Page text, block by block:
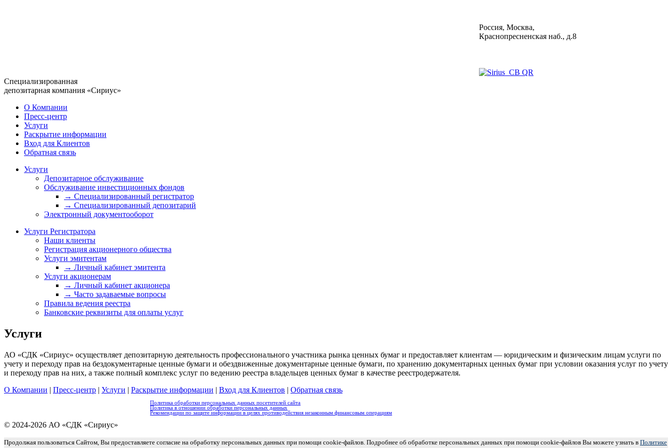
Россия, Москва,
Краснопресненская наб., д.8
Специализированная
депозитарная компания «Сириус»
О Компании
Пресс-центр
Услуги
Раскрытие информации
Вход для Клиентов
Обратная связь
Услуги
Депозитарное обслуживание
Обслуживание инвестиционных фондов
→ Специализированный регистратор
→ Специализированный депозитарий
Электронный документооборот
Услуги Регистратора
Наши клиенты
Регистрация акционерного общества
Услуги эмитентам
→ Личный кабинет эмитента
Услуги акционерам
→ Личный кабинет акционера
→ Часто задаваемые вопросы
Правила ведения реестра
Банковские реквизиты для оплаты услуг
Услуги
АО «СДК «Сириус» осуществляет депозитарную деятельность профессионального участника рынка ценных бумаг и предоставляет клиентам — юридическим и физическим лицам услуги по
учету и переходу прав на бездокументарные ценные бумаги и обездвиженные документарные ценные бумаги, по хранению документарных ценных бумаг при условии оказания услуг по учету
и переходу прав на них, а также полный комплекс услуг по ведению реестра владельцев ценных бумаг в качестве реестродержателя.
О Компании | Пресс-центр | Услуги | Раскрытие информации | Вход для Клиентов | Обратная связь
Политика обработки персональных данных посетителей сайта
Политика в отношении обработки персональных данных
Рекомендации по защите информации в целях противодействия незаконным финансовым операциям
© 2024-2026 АО «СДК «Сириус»
Продолжая пользоваться Сайтом, Вы предоставляете согласие на обработку персональных данных при помощи cookie-файлов. Подробнее об обработке персональных данных при помощи cookie-файлов Вы можете узнать в Политике